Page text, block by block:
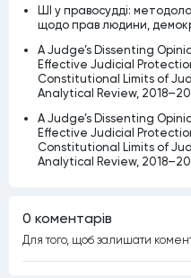
ШІ у правосудді:
щодо прав людини,
A Judge’s Dissenting
Effective Judicial
Constitutional Limits of
Analytical Review,
A Judge’s Dissenting
Effective Judicial
Constitutional Limits of
Analytical Review,
0 коментарiв
Для того, щоб залишати